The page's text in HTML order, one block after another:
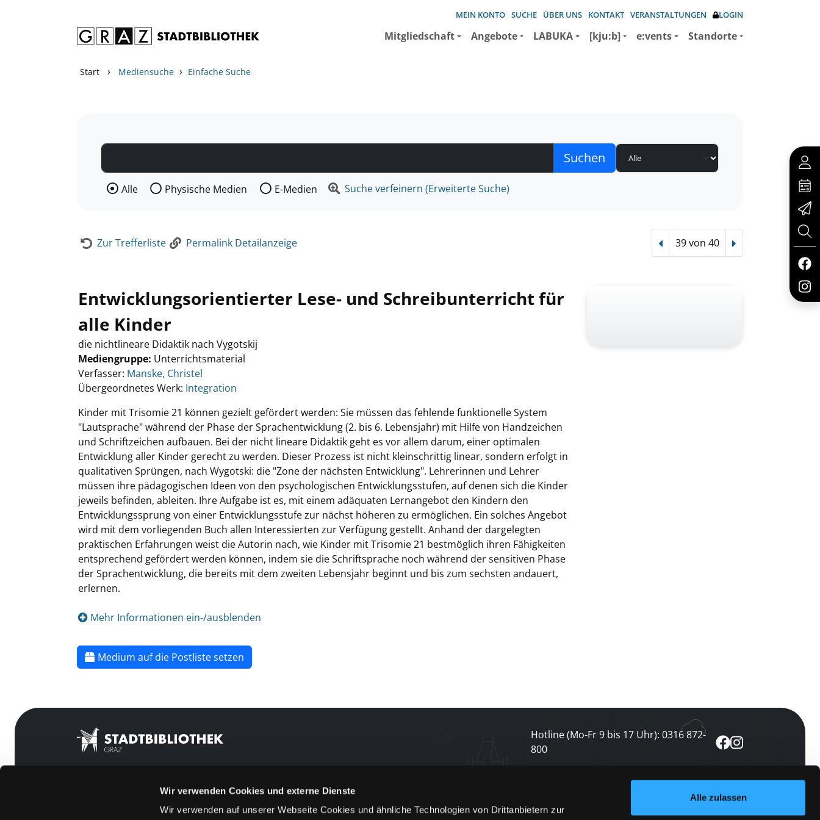
Wir verwenden Cookies und externe Dienste
Wir verwenden auf unserer Webseite Cookies und ähnliche Technologien von Drittanbietern zur
Alle zulassen
MEIN KONTO SUCHE ÜBER UNS KONTAKT VERANSTALTUNGEN LOGIN
Mitgliedschaft Angebote LABUKA [kju:b] e:vents Standorte
Start › Mediensuche › Einfache Suche
Wählen Sie die Medienart nach der Sie suchen wollen.
Alle Physische Medien E-Medien Suche verfeinern (Erweiterte Suche)
Zur Trefferliste Permalink Detailanzeige Vorheriger Treffer
39 von 40 Nächster Treffer
Entwicklungsorientierter Lese- und Schreibunterricht für
alle Kinder
die nichtlineare Didaktik nach Vygotskij
Mediengruppe: Unterrichtsmaterial
Verfasser: Manske, Christel
Übergeordnetes Werk: Integration
Kinder mit Trisomie 21 können gezielt gefördert werden: Sie müssen das fehlende funktionelle System
"Lautsprache" während der Phase der Sprachentwicklung (2. bis 6. Lebensjahr) mit Hilfe von Handzeichen
und Schriftzeichen aufbauen. Bei der nicht lineare Didaktik geht es vor allem darum, einer optimalen
Entwicklung aller Kinder gerecht zu werden. Dieser Prozess ist nicht kleinschrittig linear, sondern erfolgt in
qualitativen Sprüngen, nach Wygotski: die "Zone der nächsten Entwicklung". Lehrerinnen und Lehrer
müssen ihre pädagogischen Ideen von den psychologischen Entwicklungsstufen, auf denen sich die Kinder
jeweils befinden, ableiten. Ihre Aufgabe ist es, mit einem adäquaten Lernangebot den Kindern den
Entwicklungssprung von einer Entwicklungsstufe zur nächst höheren zu ermöglichen. Ein solches Angebot
wird mit dem vorliegenden Buch allen Interessierten zur Verfügung gestellt. Anhand der dargelegten
praktischen Erfahrungen weist die Autorin nach, wie Kinder mit Trisomie 21 bestmöglich ihren Fähigkeiten
entsprechend gefördert werden können, indem sie die Schriftsprache noch während der sensitiven Phase
der Sprachentwicklung, die bereits mit dem zweiten Lebensjahr beginnt und bis zum sechsten andauert,
erlernen.
Mehr Informationen ein-/ausblenden
Medium auf die Postliste setzen
Hotline (Mo-Fr 9 bis 17 Uhr): 0316 872-
800
Feedback
Newsletter abonnieren
und keine Veranstaltung verpassen